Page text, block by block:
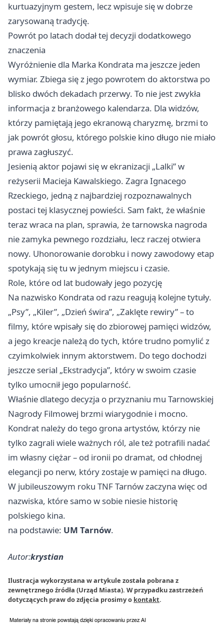
kurtuazyjnym gestem, lecz wpisuje się w dobrze
zarysowaną tradycję.
Powrót po latach dodał tej decyzji dodatkowego
znaczenia
Wyróżnienie dla Marka Kondrata ma jeszcze jeden
wymiar. Zbiega się z jego powrotem do aktorstwa po
blisko dwóch dekadach przerwy. To nie jest zwykła
informacja z branżowego kalendarza. Dla widzów,
którzy pamiętają jego ekranową charyzmę, brzmi to
jak powrót głosu, którego polskie kino długo nie miało
prawa zagłuszyć.
Jesienią aktor pojawi się w ekranizacji „Lalki” w
reżyserii Macieja Kawalskiego. Zagra Ignacego
Rzeckiego, jedną z najbardziej rozpoznawalnych
postaci tej klasycznej powieści. Sam fakt, że właśnie
teraz wraca na plan, sprawia, że tarnowska nagroda
nie zamyka pewnego rozdziału, lecz raczej otwiera
nowy. Uhonorowanie dorobku i nowy zawodowy etap
spotykają się tu w jednym miejscu i czasie.
Role, które od lat budowały jego pozycję
Na nazwisko Kondrata od razu reagują kolejne tytuły.
„Psy”, „Kiler”, „Dzień świra”, „Zaklęte rewiry” – to
filmy, które wpisały się do zbiorowej pamięci widzów,
a jego kreacje należą do tych, które trudno pomylić z
czyimkolwiek innym aktorstwem. Do tego dochodzi
jeszcze serial „Ekstradycja”, który w swoim czasie
tylko umocnił jego popularność.
Właśnie dlatego decyzja o przyznaniu mu Tarnowskiej
Nagrody Filmowej brzmi wiarygodnie i mocno.
Kondrat należy do tego grona artystów, którzy nie
tylko zagrali wiele ważnych ról, ale też potrafili nadać
im własny ciężar – od ironii po dramat, od chłodnej
elegancji po nerw, który zostaje w pamięci na długo.
W jubileuszowym roku TNF Tarnów zaczyna więc od
nazwiska, które samo w sobie niesie historię
polskiego kina.
na podstawie: UM Tarnów.
Autor:krystian
Ilustracja wykorzystana w artykule została pobrana z
zewnętrznego źródła (Urząd Miasta). W przypadku zastrzeżeń
dotyczących praw do zdjęcia prosimy o kontakt.